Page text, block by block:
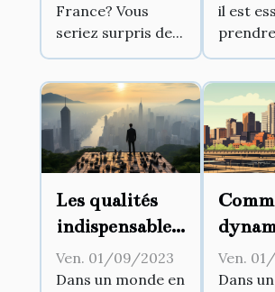
France? Vous
seriez surpris de...
il est
Les qualités
indispensables
d'un
visionnaire
Ven. 01/09/2023
Dans un monde en
peut
Ven.
Dans